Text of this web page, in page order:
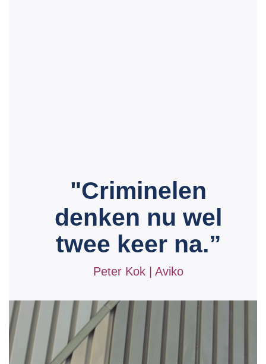
"Criminelen
denken nu wel
twee keer na.”
Peter Kok | Aviko